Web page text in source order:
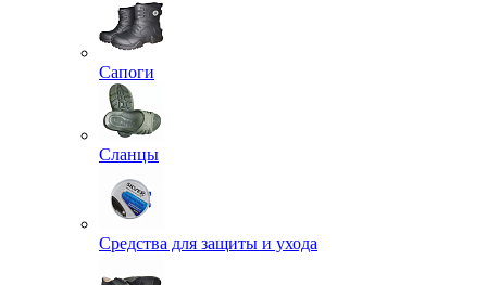
Сапоги
Сланцы
Средства для защиты и ухода